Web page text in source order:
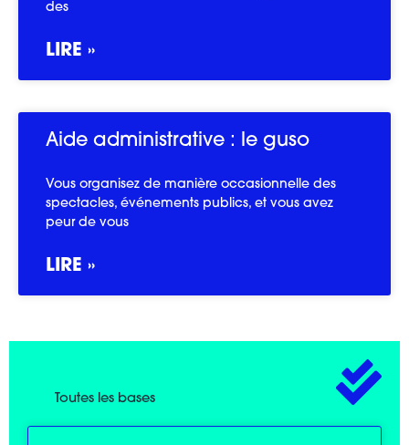
des
LIRE »
Aide administrative : le guso
Vous organisez de manière occasionnelle des
spectacles, événements publics, et vous avez
peur de vous
LIRE »
Toutes les bases